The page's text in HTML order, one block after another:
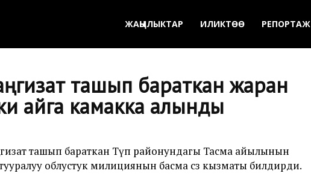
ЖАҢЫЛЫКТАР ИЛИКТӨӨ РЕПОРТАЖ
ташып бараткан жаран
айга камакка алынды
ташып бараткан Түп районундагы Тасма айылынын
облустук милициянын басма сөз кызматы билдирди.